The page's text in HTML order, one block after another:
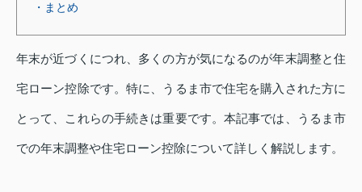
・まとめ
年末が近づくにつれ、多くの方が気になるのが年末調整と住
宅ローン控除です。特に、うるま市で住宅を購入された方に
とって、これらの手続きは重要です。本記事では、うるま市
での年末調整や住宅ローン控除について詳しく解説します。